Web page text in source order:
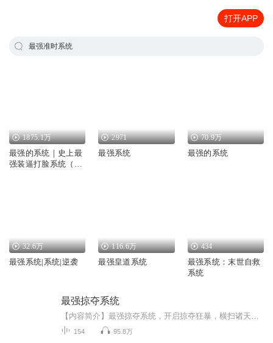
打开APP
最强准时系统
1875.1万
最强的系统｜史上最
强装逼打脸系统（林
2971
最强系统
70.9万
最强的系统
32.6万
最强系统|系统|逆袭
116.6万
最强皇道系统
434
最强系统：末世自救
系统
最强掠夺系统
154 95.8万